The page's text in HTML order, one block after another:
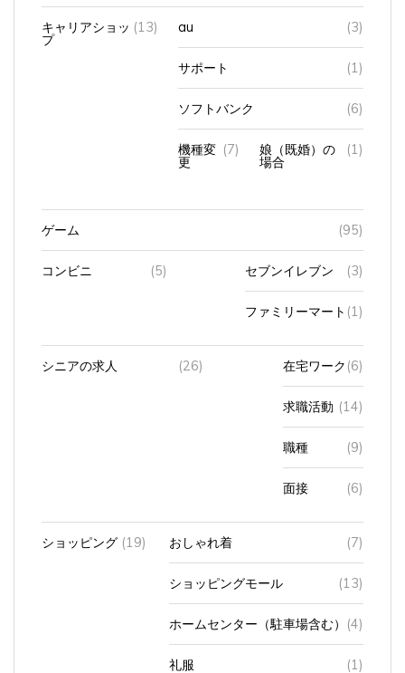
キャリアショッ
プ
(13) au (3)
サポート (1)
ソフトバンク (6)
機種変
更
(7) 娘（既婚）の
場合
(1)
ゲーム (95)
コンビニ (5) セブンイレブン (3)
ファミリーマート(1)
シニアの求人 (26) 在宅ワーク(6)
求職活動 (14)
職種 (9)
面接 (6)
ショッピング (19) おしゃれ着 (7)
ショッピングモール (13)
ホームセンター（駐車場含む）(4)
礼服 (1)